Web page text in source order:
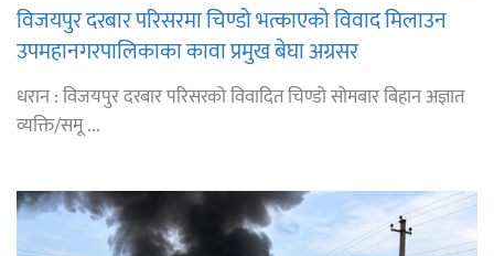
विजयपुर दरबार परिसरमा चिण्डो भत्काएको विवाद मिलाउन
उपमहानगरपालिकाका कावा प्रमुख बेघा अग्रसर
धरान : विजयपुर दरबार परिसरको विवादित चिण्डो सोमबार बिहान अज्ञात
व्यक्ति/समू ...